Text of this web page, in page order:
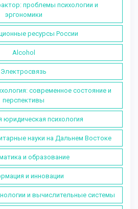
проблемы психологии и
эргономики
ресурсы России
Alcohol
Электросвязь
современное состояние и
перспективы
юридическая психология
науки на Дальнем Востоке
и образование
и инновации
и вычислительные системы